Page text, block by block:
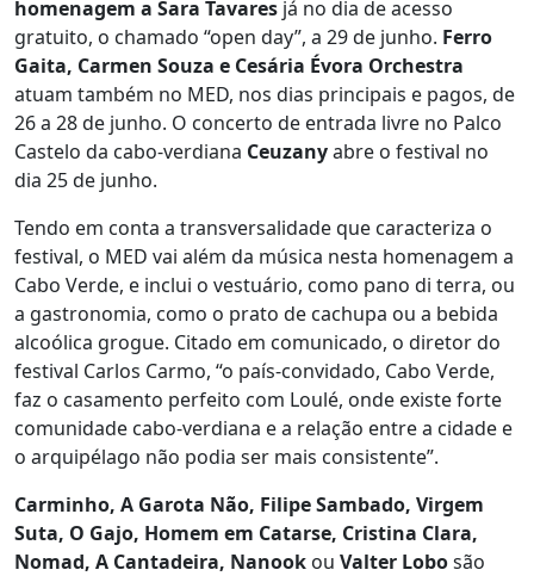
homenagem a Sara Tavares já no dia de acesso
gratuito, o chamado “open day”, a 29 de junho. Ferro
Gaita, Carmen Souza e Cesária Évora Orchestra
atuam também no MED, nos dias principais e pagos, de
26 a 28 de junho. O concerto de entrada livre no Palco
Castelo da cabo-verdiana Ceuzanyabre o festival no
dia 25 de junho.
Tendo em conta a transversalidade que caracteriza o
festival, o MED vai além da música nesta homenagem a
Cabo Verde, e inclui o vestuário, como pano di terra, ou
a gastronomia, como o prato de cachupa ou a bebida
alcoólica grogue. Citado em comunicado, o diretor do
festival Carlos Carmo, “o país-convidado, Cabo Verde,
faz o casamento perfeito com Loulé, onde existe forte
comunidade cabo-verdiana e a relação entre a cidade e
o arquipélago não podia ser mais consistente”.
Carminho, A Garota Não, Filipe Sambado, Virgem
Suta, O Gajo, Homem em Catarse, Cristina Clara,
Nomad, A Cantadeira, Nanook ou Valter Lobosão